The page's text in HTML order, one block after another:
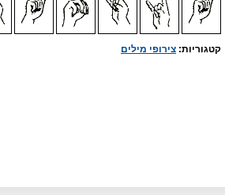
קטגוריות: צירופי מילים